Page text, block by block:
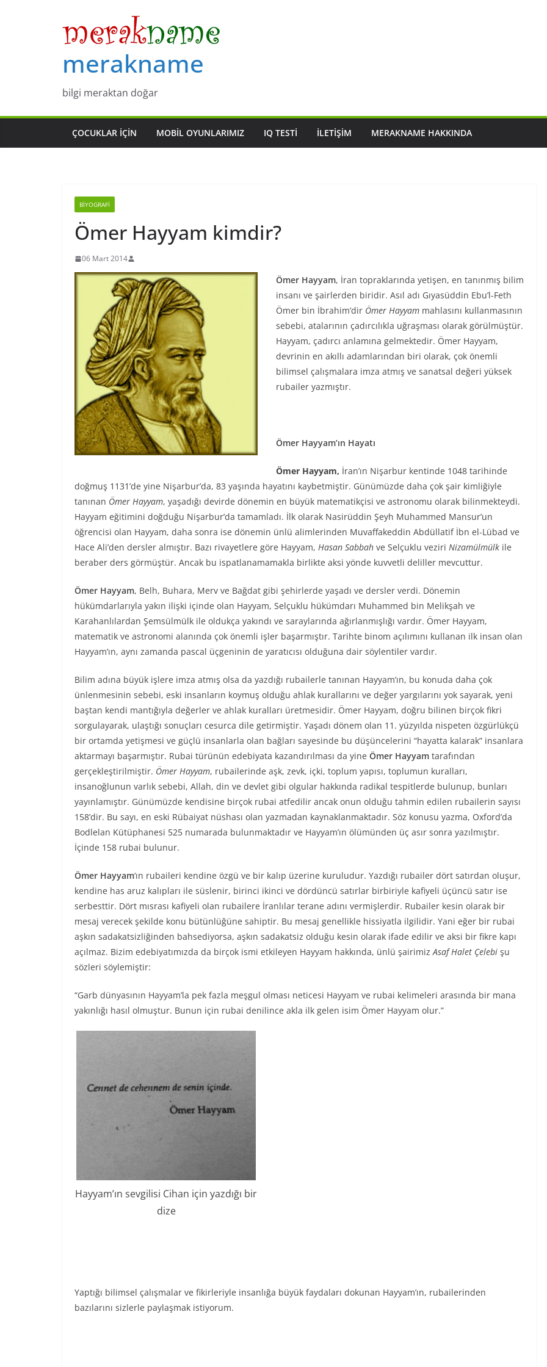
merakname
bilgi meraktan doğar
ÇOCUKLAR IÇIN MOBIL OYUNLARIMIZ IQ TESTI İLETIŞIM MERAKNAME HAKKINDA
BIYOGRAFI
Ömer Hayyam kimdir?
06 Mart 2014
Ömer Hayyam, İran topraklarında yetişen, en tanınmış bilim
insanı ve şairlerden biridir. Asıl adı Gıyasüddin Ebu’l-Feth
Ömer bin İbrahim’dir Ömer Hayyam mahlasını kullanmasının
sebebi, atalarının çadırcılıkla uğraşması olarak görülmüştür.
Hayyam, çadırcı anlamına gelmektedir. Ömer Hayyam,
devrinin en akıllı adamlarından biri olarak, çok önemli
bilimsel çalışmalara imza atmış ve sanatsal değeri yüksek
rubailer yazmıştır.
Ömer Hayyam’ın Hayatı
Ömer Hayyam, İran’ın Nişarbur kentinde 1048 tarihinde
doğmuş 1131’de yine Nişarbur’da, 83 yaşında hayatını kaybetmiştir. Günümüzde daha çok şair kimliğiyle
tanınan Ömer Hayyam, yaşadığı devirde dönemin en büyük matematikçisi ve astronomu olarak bilinmekteydi.
Hayyam eğitimini doğduğu Nişarbur’da tamamladı. İlk olarak Nasirüddin Şeyh Muhammed Mansur’un
öğrencisi olan Hayyam, daha sonra ise dönemin ünlü alimlerinden Muvaffakeddin Abdüllatif İbn el-Lübad ve
Hace Ali’den dersler almıştır. Bazı rivayetlere göre Hayyam, Hasan Sabbah ve Selçuklu veziri Nizamülmülk ile
beraber ders görmüştür. Ancak bu ispatlanamamakla birlikte aksi yönde kuvvetli deliller mevcuttur.
Ömer Hayyam, Belh, Buhara, Merv ve Bağdat gibi şehirlerde yaşadı ve dersler verdi. Dönemin
hükümdarlarıyla yakın ilişki içinde olan Hayyam, Selçuklu hükümdarı Muhammed bin Melikşah ve
Karahanlılardan Şemsülmülk ile oldukça yakındı ve saraylarında ağırlanmışlığı vardır. Ömer Hayyam,
matematik ve astronomi alanında çok önemli işler başarmıştır. Tarihte binom açılımını kullanan ilk insan olan
Hayyam’ın, aynı zamanda pascal üçgeninin de yaratıcısı olduğuna dair söylentiler vardır.
Bilim adına büyük işlere imza atmış olsa da yazdığı rubailerle tanınan Hayyam’ın, bu konuda daha çok
ünlenmesinin sebebi, eski insanların koymuş olduğu ahlak kurallarını ve değer yargılarını yok sayarak, yeni
baştan kendi mantığıyla değerler ve ahlak kuralları üretmesidir. Ömer Hayyam, doğru bilinen birçok fikri
sorgulayarak, ulaştığı sonuçları cesurca dile getirmiştir. Yaşadı dönem olan 11. yüzyılda nispeten özgürlükçü
bir ortamda yetişmesi ve güçlü insanlarla olan bağları sayesinde bu düşüncelerini “hayatta kalarak” insanlara
aktarmayı başarmıştır. Rubai türünün edebiyata kazandırılması da yine Ömer Hayyam tarafından
gerçekleştirilmiştir. Ömer Hayyam, rubailerinde aşk, zevk, içki, toplum yapısı, toplumun kuralları,
insanoğlunun varlık sebebi, Allah, din ve devlet gibi olgular hakkında radikal tespitlerde bulunup, bunları
yayınlamıştır. Günümüzde kendisine birçok rubai atfedilir ancak onun olduğu tahmin edilen rubailerin sayısı
158’dir. Bu sayı, en eski Rübaiyat nüshası olan yazmadan kaynaklanmaktadır. Söz konusu yazma, Oxford’da
Bodlelan Kütüphanesi 525 numarada bulunmaktadır ve Hayyam’ın ölümünden üç asır sonra yazılmıştır.
İçinde 158 rubai bulunur.
Ömer Hayyam‘ın rubaileri kendine özgü ve bir kalıp üzerine kuruludur. Yazdığı rubailer dört satırdan oluşur,
kendine has aruz kalıpları ile süslenir, birinci ikinci ve dördüncü satırlar birbiriyle kafiyeli üçüncü satır ise
serbesttir. Dört mısrası kafiyeli olan rubailere İranlılar terane adını vermişlerdir. Rubailer kesin olarak bir
mesaj verecek şekilde konu bütünlüğüne sahiptir. Bu mesaj genellikle hissiyatla ilgilidir. Yani eğer bir rubai
aşkın sadakatsizliğinden bahsediyorsa, aşkın sadakatsiz olduğu kesin olarak ifade edilir ve aksi bir fikre kapı
açılmaz. Bizim edebiyatımızda da birçok ismi etkileyen Hayyam hakkında, ünlü şairimizAsaf Halet Çelebi şu
sözleri söylemiştir:
“Garb dünyasının Hayyam’la pek fazla meşgul olması neticesi Hayyam ve rubai kelimeleri arasında bir mana
yakınlığı hasıl olmuştur. Bunun için rubai denilince akla ilk gelen isim Ömer Hayyam olur.”
Hayyam’ın sevgilisi Cihan için yazdığı bir
dize
Yaptığı bilimsel çalışmalar ve fikirleriyle insanlığa büyük faydaları dokunan Hayyam’ın, rubailerinden
bazılarını sizlerle paylaşmak istiyorum.